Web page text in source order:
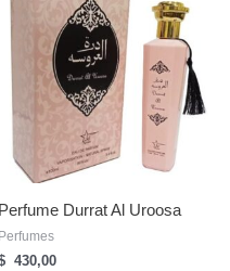
Perfume Durrat Al Uroosa
Perfumes
430,00